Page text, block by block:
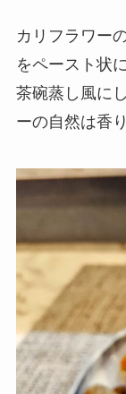
カリフラワー
をペースト状
茶碗蒸し風に
ーの自然は香